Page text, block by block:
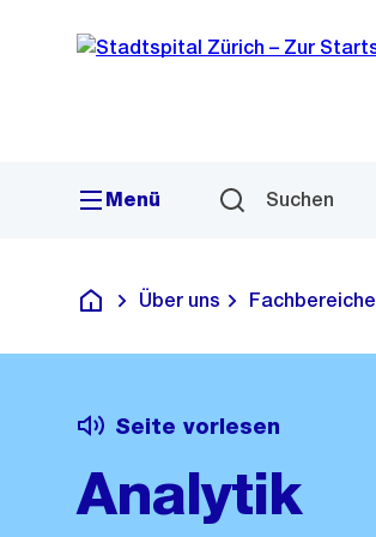
Navigation
Sprunglink
Menü Suchen
Krankenhaus
Über uns Fachbereiche
Seite vorlesen
Analytik